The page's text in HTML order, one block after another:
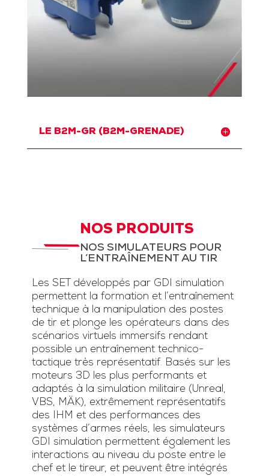
LE B2M-GR (B2M-GRENADE)
NOS PRODUITS
NOS SIMULATEURS POUR
L’ENTRAÎNEMENT AU TIR
Les SET développés par GDI simulation
permettent la formation et l’entraînement
technique à la manipulation des postes
de tir et plonge les opérateurs dans des
scénarios virtuels immersifs rendant
possible un entraînement technico-
tactique très représentatif. Basés sur les
moteurs 3D les plus performants et
adaptés à la simulation militaire (Unreal,
VBS, MÄK), extrêmement représentatifs
des IHM et des performances des
systèmes d’armes réels, les simulateurs
GDI simulation permettent également les
interactions au niveau du poste entre le
chef et le tireur, et peuvent être intégrés